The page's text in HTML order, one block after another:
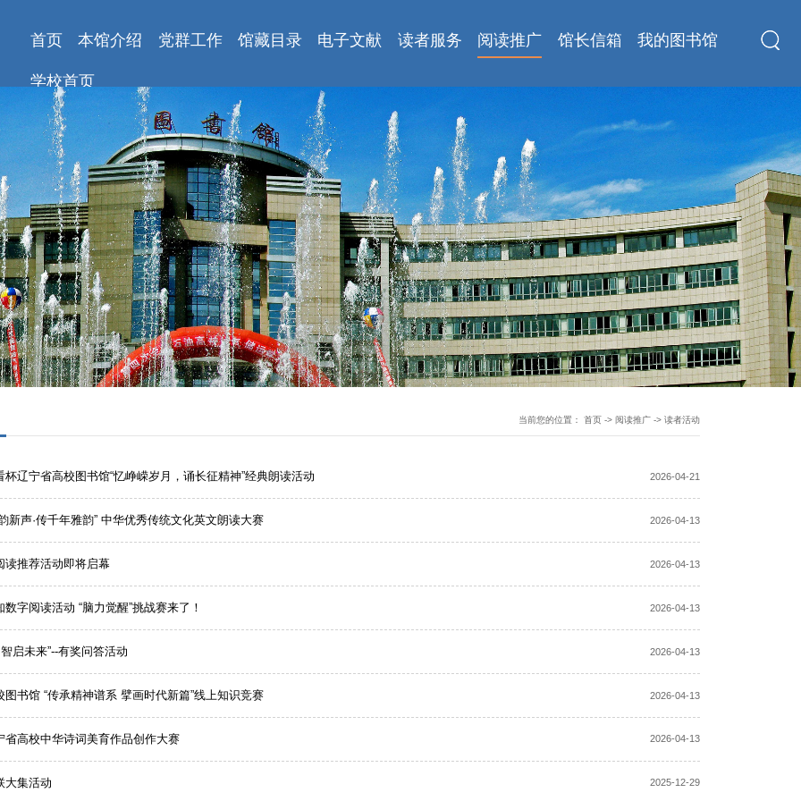
首页 本馆介绍 党群工作 馆藏目录 电子文献 读者服务 阅读推广 馆长信箱 我的图书馆
学校首页
当前您的位置： 首页 ->阅读推广 ->读者活动
杯辽宁省高校图书馆“忆峥嵘岁月，诵长征精神”经典朗读活动 2026-04-21
新声·传千年雅韵” 中华优秀传统文化英文朗读大赛 2026-04-13
读推荐活动即将启幕 2026-04-13
数字阅读活动 “脑力觉醒”挑战赛来了！ 2026-04-13
启未来”--有奖问答活动 2026-04-13
图书馆 “传承精神谱系 擘画时代新篇”线上知识竞赛 2026-04-13
省高校中华诗词美育作品创作大赛 2026-04-13
大集活动 2025-12-29